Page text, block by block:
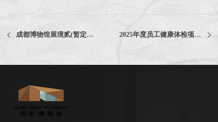
成都博物馆展境贰(暂定名)图录设计采购项目中选公告 2025年度员工健康体检项目中选公告